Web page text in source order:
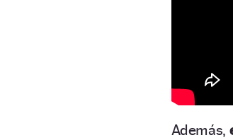
Además,